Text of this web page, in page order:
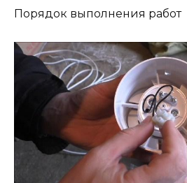
Порядок выполнения работ